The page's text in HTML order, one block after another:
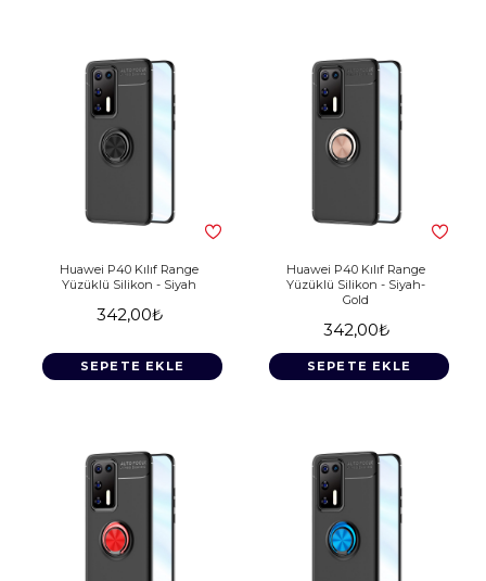
Huawei P40 Kılıf Range
Yüzüklü Silikon - Siyah
342,00₺
SEPETE EKLE
Huawei P40 Kılıf Range
Yüzüklü Silikon - Siyah-
Gold
342,00₺
SEPETE EKLE